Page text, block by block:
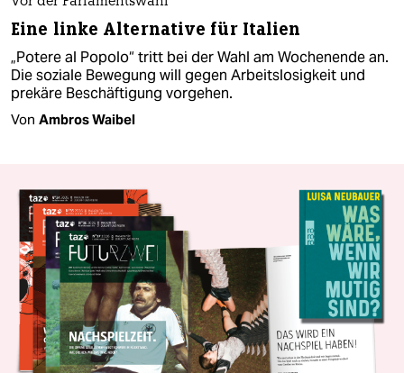
Eine linke Alternative für Italien
„Potere al Popolo“ tritt bei der Wahl am Wochenende an.
Die soziale Bewegung will gegen Arbeitslosigkeit und
prekäre Beschäftigung vorgehen.
Von Ambros Waibel